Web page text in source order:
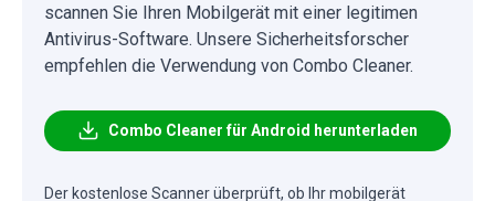
scannen Sie Ihren Mobilgerät mit einer legitimen
Antivirus-Software. Unsere Sicherheitsforscher
empfehlen die Verwendung von Combo Cleaner.
Combo Cleaner für Android herunterladen
Der kostenlose Scanner überprüft, ob Ihr mobilgerät